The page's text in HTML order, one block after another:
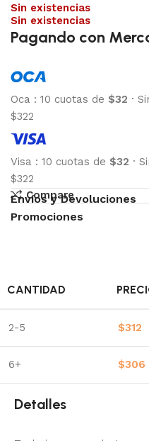
Sin existencias
Sin existencias
Pagando con
Oca : 10 cuotas de $32 ·
$322
Visa : 10 cuotas de $32 ·
$322
Compare
Envíos y Devoluciones
Promociones
CANTIDAD
2-5 $312
6+ $306
Detalles